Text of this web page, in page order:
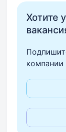
Хотите
компании